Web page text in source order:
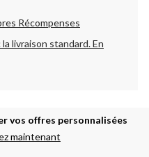
Récompenses
livraison standard.En
vos offres personnalisées
maintenant